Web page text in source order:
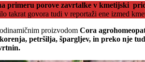
primeru porove zavrtalke v kmetijski
takrat govora tudi v reportaži ene izmed
proizvodom Cora
petršilja, špargljev, in preko nje